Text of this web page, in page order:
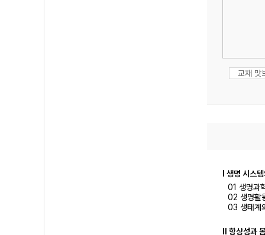
교재 맛
Ⅰ 생명 시스
01 생명과
02 생명활
03 생태계
Ⅱ 항상성과